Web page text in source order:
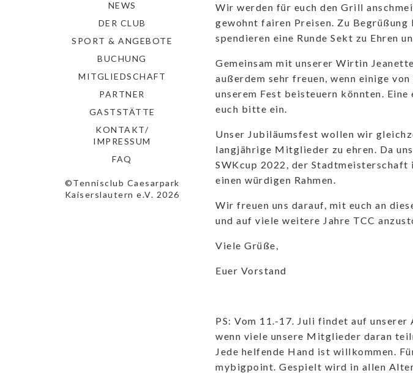
NEWS
DER CLUB
SPORT & ANGEBOTE
BUCHUNG
MITGLIEDSCHAFT
PARTNER
GASTSTÄTTE
KONTAKT/
IMPRESSUM
FAQ
©Tennisclub Caesarpark
Kaiserslautern e.V. 2026
Wir werden für euch den Grill
gewohnt fairen Preisen. Zu
spendieren eine Runde Sekt zu Ehren
Gemeinsam mit unserer Wirtin
außerdem sehr freuen, wenn einige
unserem Fest beisteuern könnten.
euch bitte ein.
Unser Jubiläumsfest wollen wir
langjährige Mitglieder zu ehren. Da
SWKcup 2022, der
einen würdigen Rahmen.
Wir freuen uns darauf, mit euch an
und auf viele weitere Jahre TCC
Viele Grüße,
Euer Vorstand
PS: Vom 11.-17. Juli findet auf
wenn viele unsere Mitglieder daran
Jede helfende Hand ist willkommen.
mybigpoint. Gespielt wird in allen